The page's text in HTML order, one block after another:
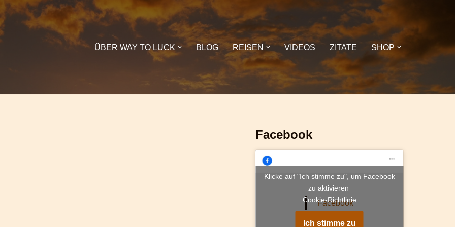
ÜBER WAY TO LUCK BLOG REISEN VIDEOS ZITATE SHOP
Facebook
Facebook
Klicke auf "Ich stimme zu", um Facebook
zu aktivieren
Cookie-Richtlinie
Ich stimme zu